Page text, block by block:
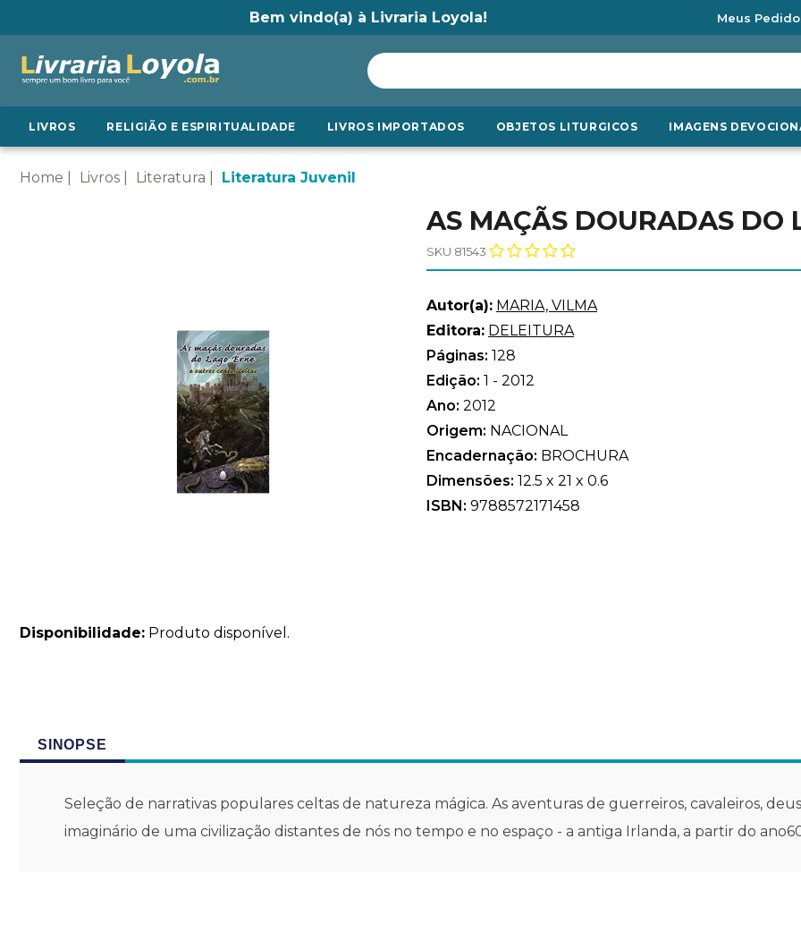
Bem vindo(a) à Livraria Loyola! Meus
LIVROS RELIGIÃO E ESPIRITUALIDADE LIVROS IMPORTADOS OBJETOS LITURGICOS IMAGENS
Home Livros Literatura Literatura Juvenil
Disponibilidade: Produto disponível.
AS MAÇÃS DOURADAS DO
SKU 81543
Autor(a): MARIA, VILMA
Editora: DELEITURA
Páginas: 128
Edição: 1 - 2012
Ano: 2012
Origem: NACIONAL
Encadernação: BROCHURA
Dimensões: 12.5 x 21 x 0.6
ISBN: 9788572171458
SINOPSE
Seleção de narrativas populares celtas de natureza mágica. As aventuras de guerreiros, cavaleiros,
imaginário de uma civilização distantes de nós no tempo e no espaço - a antiga Irlanda, a partir do